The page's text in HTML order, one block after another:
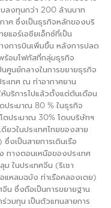
บลงทุนกว่า 200 ล้านบาท
าศ ซึ่งเป็นธุรกิจหลักของบริ
ยแอร์เอชียเอ็กซ์ที่เป็น
งการบินเพิ่มขึ้น หลังการปลด
ร้อมโฟกัสที่กลุ่มธุรกิจ
นศูนย์กลางในการขยายธุรกิจ
ะเทศ ณ ท่าอากาศยาน
บริการไปแล้วตั้งแต่ต้นเดือน
ประมาณ 80 % ในธุรกิจ
ตประมาณ 30% โดบบริษัทฯ
ยวในประเทศไทยของสาย
งเป็นสายการเดินเรือ
ทางตอนเหนือของประเทศ
ในประเทศจีน (ริเชา
แหลมฉบัง ท่าเรือคลองเตย)
น ซึ่งถือเป็นการขยายฐาน
วมทุน เป็นตัวแทนสายการ